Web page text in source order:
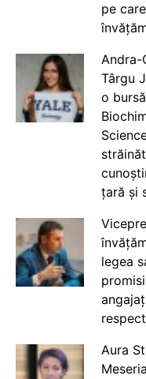
pe
Andra-
Târgu
o
țară și
legea
Aura